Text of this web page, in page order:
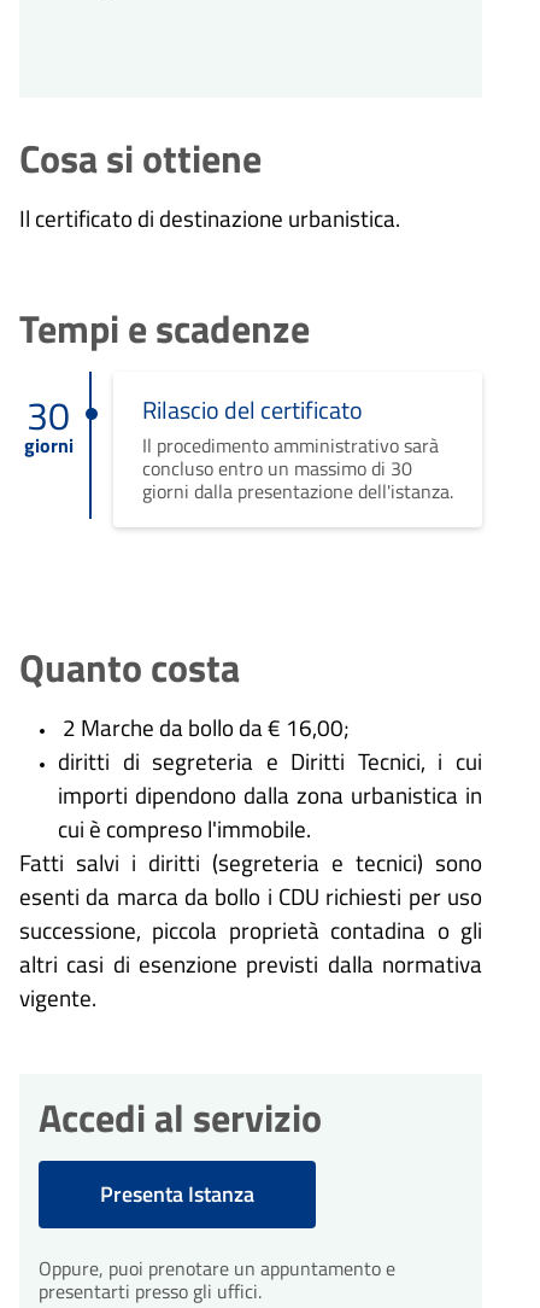
Cosa si ottiene
Il certificato di destinazione urbanistica.
Tempi e scadenze
30
giorni
Rilascio del certificato
Il procedimento amministrativo sarà
concluso entro un massimo di 30
giorni dalla presentazione dell'istanza.
Quanto costa
2 Marche da bollo da € 16,00;
diritti di segreteria e Diritti Tecnici, i cui
importi dipendono dalla zona urbanistica in
cui è compreso l'immobile.
Fatti salvi i diritti (segreteria e tecnici) sono
esenti da marca da bollo i CDU richiesti per uso
successione, piccola proprietà contadina o gli
altri casi di esenzione previsti dalla normativa
vigente.
Accedi al servizio
Presenta Istanza
Oppure, puoi prenotare un appuntamento e
presentarti presso gli uffici.